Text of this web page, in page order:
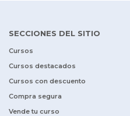
SECCIONES DEL SITIO
Cursos
Cursos destacados
Cursos con descuento
Compra segura
Vende tu curso